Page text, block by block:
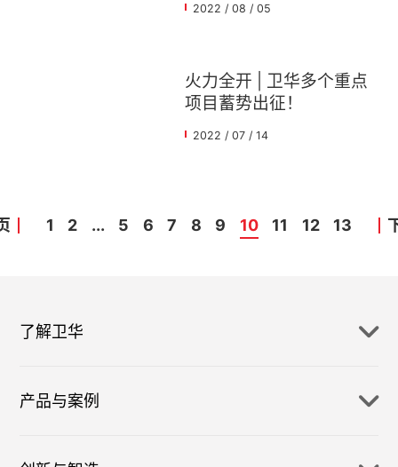
2022 / 08 / 05
火力全开 | 卫华多个重点
项目蓄势出征！
2022 / 07 / 14
1 2 ... 5 6 7 8 9 10 11 12 13
了解卫华
产品与案例